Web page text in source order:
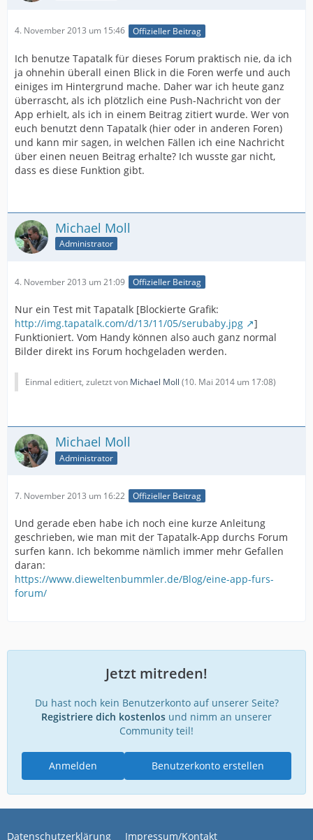
4. November 2013 um 15:46 Offizieller Beitrag
Ich benutze Tapatalk für dieses Forum praktisch nie, da ich
ja ohnehin überall einen Blick in die Foren werfe und auch
einiges im Hintergrund mache. Daher war ich heute ganz
überrascht, als ich plötzlich eine Push-Nachricht von der
App erhielt, als ich in einem Beitrag zitiert wurde. Wer von
euch benutzt denn Tapatalk (hier oder in anderen Foren)
und kann mir sagen, in welchen Fällen ich eine Nachricht
über einen neuen Beitrag erhalte? Ich wusste gar nicht,
dass es diese Funktion gibt.
Michael Moll
Administrator
4. November 2013 um 21:09 Offizieller Beitrag
Nur ein Test mit Tapatalk [Blockierte Grafik:
http://img.tapatalk.com/d/13/11/05/serubaby.jpg
]
Funktioniert. Vom Handy können also auch ganz normal
Bilder direkt ins Forum hochgeladen werden.
Einmal editiert, zuletzt von Michael Moll (10. Mai 2014 um 17:08)
Michael Moll
Administrator
7. November 2013 um 16:22 Offizieller Beitrag
Und gerade eben habe ich noch eine kurze Anleitung
geschrieben, wie man mit der Tapatalk-App durchs Forum
surfen kann. Ich bekomme nämlich immer mehr Gefallen
daran:
https://www.dieweltenbummler.de/Blog/eine-app-furs-
forum/
Jetzt mitreden!
Du hast noch kein Benutzerkonto auf unserer Seite?
Registriere dich kostenlos und nimm an unserer
Community teil!
Benutzerkonto erstellen
Anmelden
Datenschutzerklärung Impressum/Kontakt